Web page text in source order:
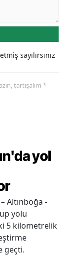
sayılırsınız
tartışalım *
yol
Altınboğa -
yolu
5 kilometrelik
geçti.